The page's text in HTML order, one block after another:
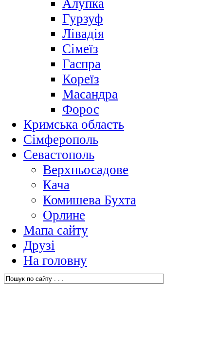
Алупка
Гурзуф
Лівадія
Сімеїз
Гаспра
Кореїз
Масандра
Форос
Кримська область
Сімферополь
Севастополь
Верхньосадове
Кача
Комишева Бухта
Орлине
Мапа сайту
Друзі
На головну